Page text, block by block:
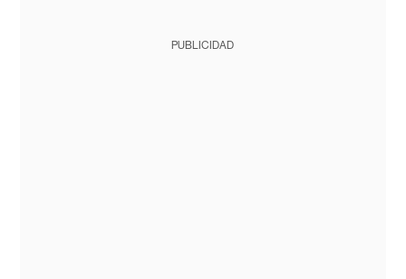
PUBLICIDAD